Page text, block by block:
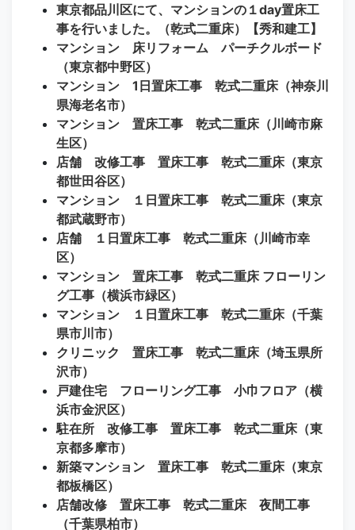
東京都品川区にて、マンションの１day置床工
事を行いました。（乾式二重床）【秀和建工】
マンション 床リフォーム パーチクルボード
（東京都中野区）
マンション 1日置床工事 乾式二重床（神奈川
県海老名市）
マンション 置床工事 乾式二重床（川崎市麻
生区）
店舗 改修工事 置床工事 乾式二重床（東京
都世田谷区）
マンション １日置床工事 乾式二重床（東京
都武蔵野市）
店舗 １日置床工事 乾式二重床（川崎市幸
区）
マンション 置床工事 乾式二重床 フローリン
グ工事（横浜市緑区）
マンション １日置床工事 乾式二重床（千葉
県市川市）
クリニック 置床工事 乾式二重床（埼玉県所
沢市）
戸建住宅 フローリング工事 小巾フロア（横
浜市金沢区）
駐在所 改修工事 置床工事 乾式二重床（東
京都多摩市）
新築マンション 置床工事 乾式二重床（東京
都板橋区）
店舗改修 置床工事 乾式二重床 夜間工事
（千葉県柏市）